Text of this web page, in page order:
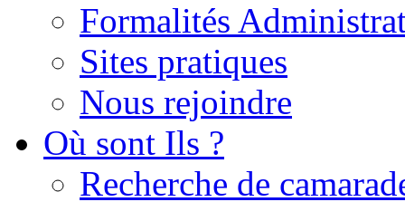
Formalités
Sites pratiques
Nous rejoindre
Où sont Ils ?
Recherche de